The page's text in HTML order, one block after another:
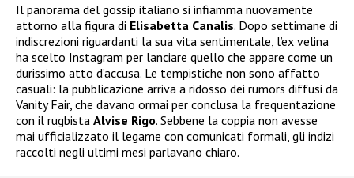
Il panorama del gossip italiano si infiamma nuovamente
attorno alla figura di Elisabetta Canalis. Dopo settimane di
indiscrezioni riguardanti la sua vita sentimentale, l’ex velina
ha scelto Instagram per lanciare quello che appare come un
durissimo atto d’accusa. Le tempistiche non sono affatto
casuali: la pubblicazione arriva a ridosso dei rumors diffusi da
Vanity Fair, che davano ormai per conclusa la frequentazione
con il rugbista Alvise Rigo. Sebbene la coppia non avesse
mai ufficializzato il legame con comunicati formali, gli indizi
raccolti negli ultimi mesi parlavano chiaro.